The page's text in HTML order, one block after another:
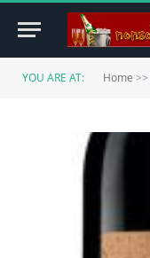
YOU ARE AT: Home >>